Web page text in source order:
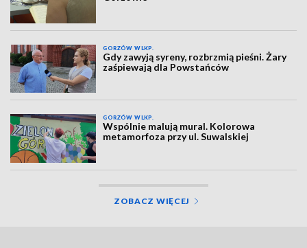
GORZÓW WLKP.
Gdy zawyją syreny, rozbrzmią pieśni. Żary
zaśpiewają dla Powstańców
GORZÓW WLKP.
Wspólnie malują mural. Kolorowa
metamorfoza przy ul. Suwalskiej
ZOBACZ WIĘCEJ